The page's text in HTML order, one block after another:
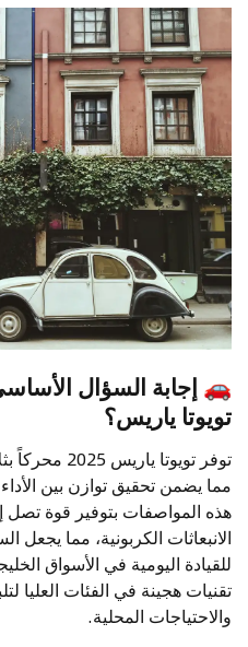
🚗إجابة السؤال
تويوتا ياريس؟
مما يضمن تحقيق توازن بين
الانبعاثات الكربونية، مما يجعل
للقيادة اليومية في الأسواق
والاحتياجات المحلية.